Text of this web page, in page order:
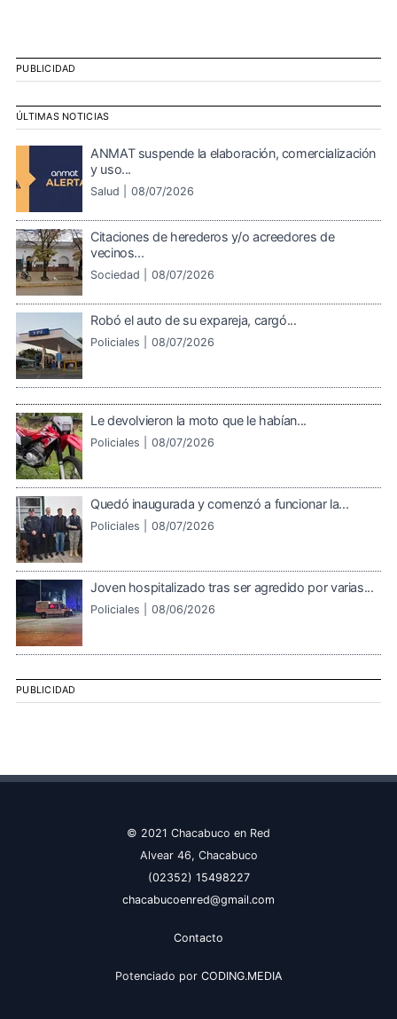
PUBLICIDAD
ÚLTIMAS NOTICIAS
ANMAT suspende la elaboración, comercialización
y uso...
Salud | 08/07/2026
Citaciones de herederos y/o acreedores de
vecinos...
Sociedad | 08/07/2026
Robó el auto de su expareja, cargó...
Policiales | 08/07/2026
Le devolvieron la moto que le habían...
Policiales | 08/07/2026
Quedó inaugurada y comenzó a funcionar la...
Policiales | 08/07/2026
Joven hospitalizado tras ser agredido por varias...
Policiales | 08/06/2026
PUBLICIDAD
© 2021 Chacabuco en Red
Alvear 46, Chacabuco
(02352) 15498227
chacabucoenred@gmail.com
Contacto
Potenciado por CODING.MEDIA